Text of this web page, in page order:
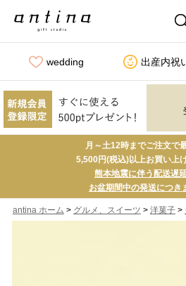
wedding 出産内祝
月～土12時までご注文で
5,500円(税込)以上お買い上
熊本地震に伴う配送遅
お盆期間中の発送につき
antina ホーム > グルメ、スイーツ > 洋菓子>